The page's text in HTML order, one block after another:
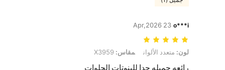
o***i
23 Apr,2026
لون: متعدد الألوان, مقاس: X3959
لون: متعدد الألوان مقاس:
رائعه جميله جدا للبنوتات الحلوات